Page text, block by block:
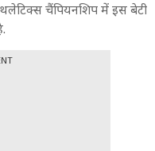
चैंपियनशिप में इस बेटी